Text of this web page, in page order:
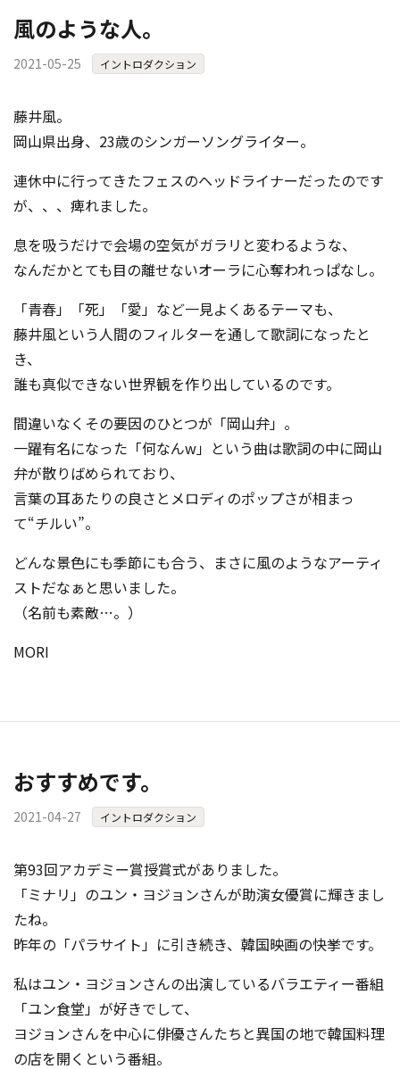
風のような人。
2021-05-25 イントロダクション
藤井風。
岡山県出身、23歳のシンガーソングライター。
連休中に行ってきたフェスのヘッドライナーだったのです
が、、、痺れました。
息を吸うだけで会場の空気がガラリと変わるような、
なんだかとても目の離せないオーラに心奪われっぱなし。
「青春」「死」「愛」など一見よくあるテーマも、
藤井風という人間のフィルターを通して歌詞になったと
き、
誰も真似できない世界観を作り出しているのです。
間違いなくその要因のひとつが「岡山弁」。
一躍有名になった「何なんw」という曲は歌詞の中に岡山
弁が散りばめられており、
言葉の耳あたりの良さとメロディのポップさが相まっ
て“チルい”。
どんな景色にも季節にも合う、まさに風のようなアーティ
ストだなぁと思いました。
（名前も素敵…。）
MORI
おすすめです。
2021-04-27 イントロダクション
第93回アカデミー賞授賞式がありました。
「ミナリ」のユン・ヨジョンさんが助演女優賞に輝きまし
たね。
昨年の「パラサイト」に引き続き、韓国映画の快挙です。
私はユン・ヨジョンさんの出演しているバラエティー番組
「ユン食堂」が好きでして、
ヨジョンさんを中心に俳優さんたちと異国の地で韓国料理
の店を開くという番組。